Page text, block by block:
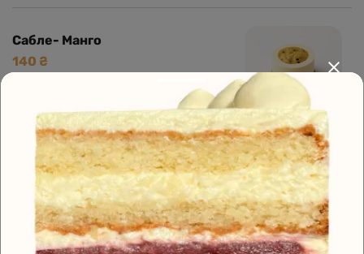
вершки, біла глазур, глюкозний сироп, желатин.
Сабле- Манго
140 ₴
пшеничне борошно, цукор, яйце. Манговий
мус: пюре манго, маракуя, вершки, крем-сир,
біла глазур, желатин. Компоте: пюре манго,
консервований персик, цукор, агар-агар. Крем
Намелака: молоко, вершки, біла глазур,
глюкозний сироп, желатин.
Сабле-Фрез
140 ₴
Склад: Пісочне сабле: мигдальне борошно,
пшеничне борошно, цукор, яйце. Полуничний
мус: вершки, біла глазур, крем-сир, желатин.